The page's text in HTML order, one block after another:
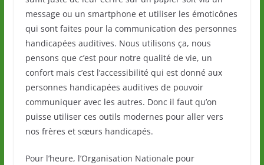
message ou un smartphone et utiliser les émoticônes
qui sont faites pour la communication des personnes
handicapées auditives. Nous utilisons ça, nous
pensons que c’est pour notre qualité de vie, un
confort mais c’est l’accessibilité qui est donné aux
personnes handicapées auditives de pouvoir
communiquer avec les autres. Donc il faut qu’on
puisse utiliser ces outils modernes pour aller vers
nos frères et sœurs handicapés.
Pour l’heure, l’Organisation Nationale pour